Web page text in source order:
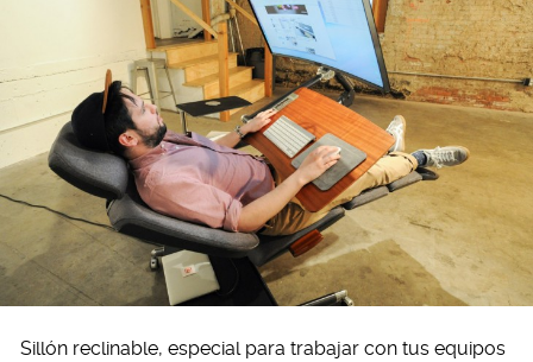
Sillón reclinable, especial para trabajar con tus equipos